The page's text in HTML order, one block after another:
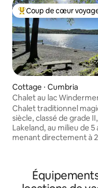
Coups de cœur
Coup de cœur
Cottage ⋅ Cumbria
Chalet au lac
jacuzzi et sauna.
Chalet traditionnel
siècle, classé de grade
Lakeland, au milieu de 5
menant directement à
naturel, idéal pour les
les nageurs en eau
pratiquants de paddle,